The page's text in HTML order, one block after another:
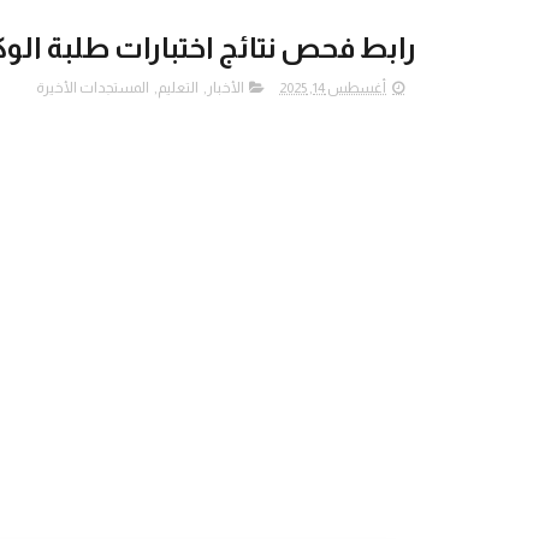
رابط فحص نتائج اختبارات طلبة
أغسطس 14, 2025 الأخبار , التعليم, المستجدات الأخيرة